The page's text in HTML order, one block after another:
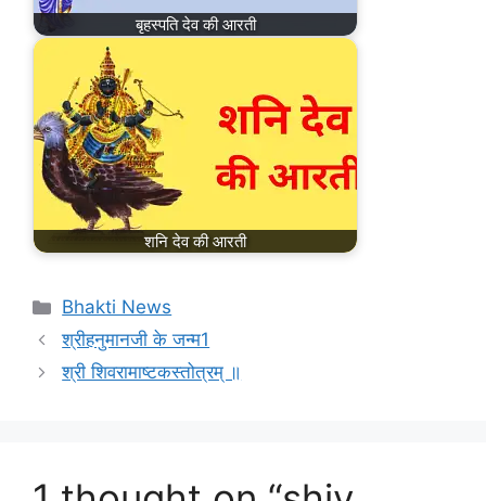
बृहस्पति देव की आरती
शनि देव की आरती
Bhakti News
श्रीहनुमानजी के जन्म1
श्री शिवरामाष्टकस्तोत्रम् ॥